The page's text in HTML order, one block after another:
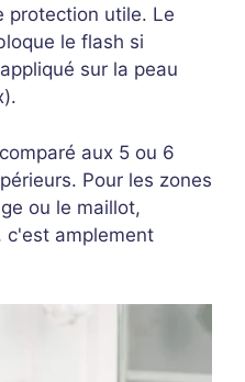
protection utile. Le
le flash si
sur la peau
aux 5 ou 6
Pour les zones
ou le maillot,
c'est amplement